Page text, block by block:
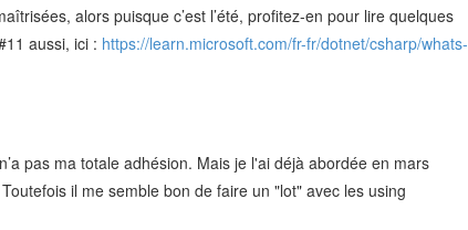
alors puisque c’est l’été, profitez-en pour lire quelques
aussi, ici : https://learn.microsoft.com/fr-fr/dotnet/csharp/whats-
pas ma totale adhésion. Mais je l'ai déjà abordée en mars
il me semble bon de faire un "lot" avec les using